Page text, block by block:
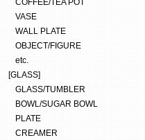
VASE
WALL PLATE
OBJECT/FIGURE
etc.
[GLASS]
GLASS/TUMBLER
BOWL/SUGAR BOWL
PLATE
CREAMER